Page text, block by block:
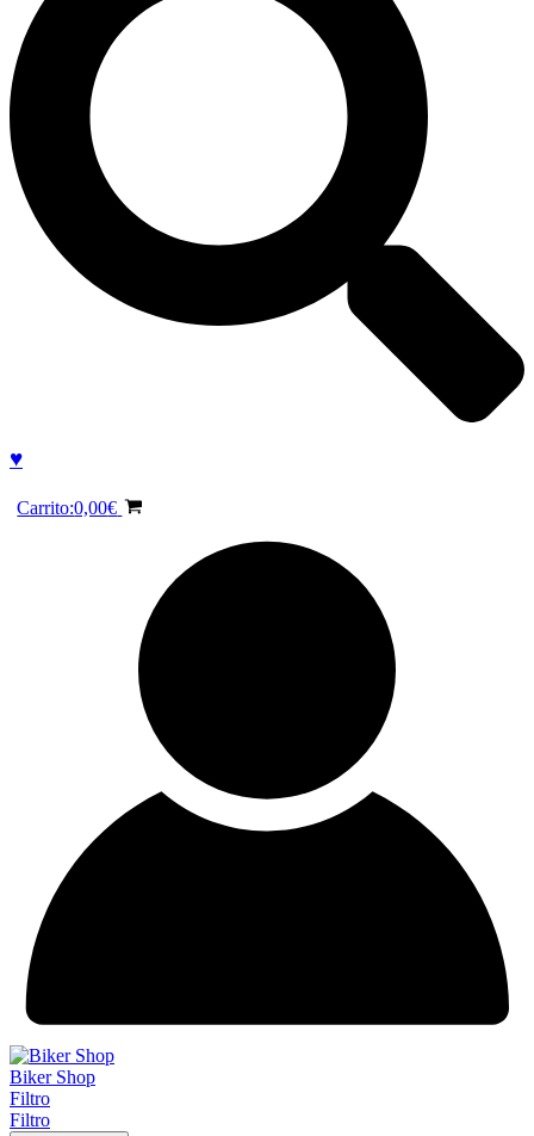
♥
Carrito:0,00€
Biker Shop
Filtro
Filtro